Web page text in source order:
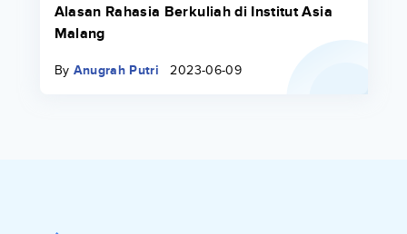
Alasan Rahasia Berkuliah di Institut Asia
Malang
By Anugrah Putri 2023-06-09